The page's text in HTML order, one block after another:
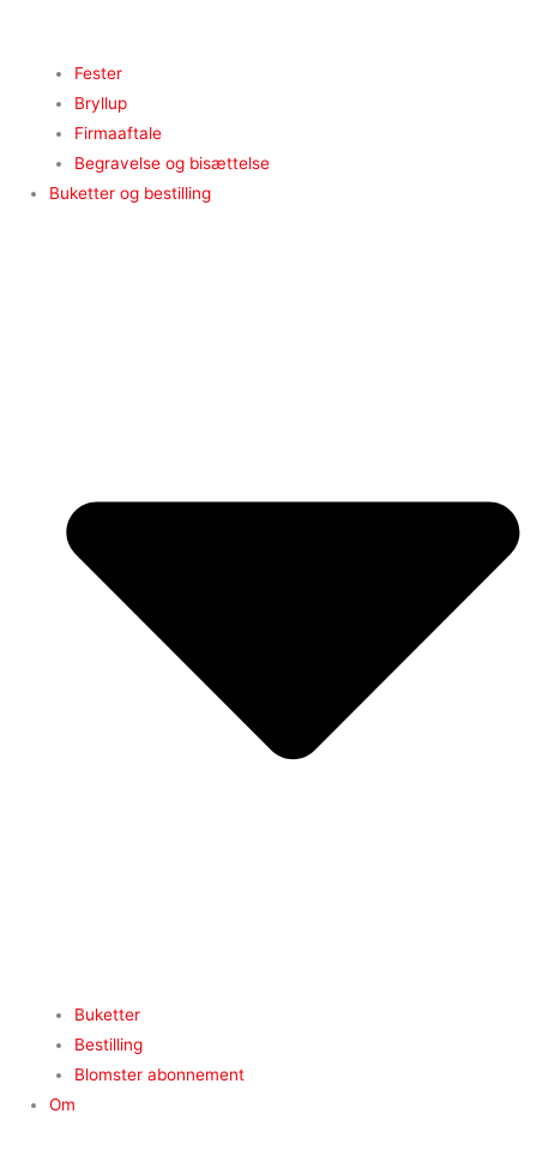
Fester
Bryllup
Firmaaftale
Begravelse og bisættelse
Buketter og bestilling
Buketter
Bestilling
Blomster abonnement
Om